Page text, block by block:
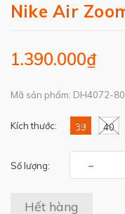
Nike Air
1.390.000₫
Mã sản phẩm: DH4072-
Kích thước: 39 40
Số lượng: -
Hết hàng